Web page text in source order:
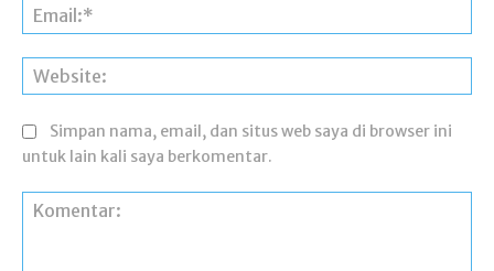
Simpan nama, email, dan situs web saya di browser ini
untuk lain kali saya berkomentar.